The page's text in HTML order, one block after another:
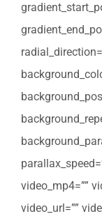
video_mp4=””
video_url=””